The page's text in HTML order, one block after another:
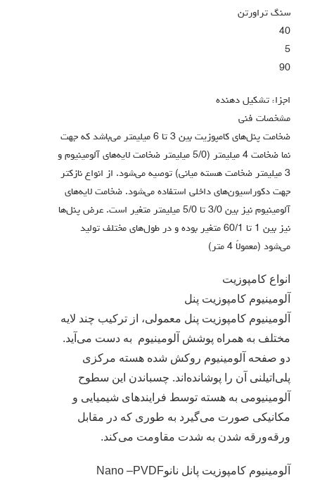
سنگ تراورتن
40
5
90
اجزاء تشکیل دهنده
مشخصات فنی
ضخامت پنل‌های کامپوزیت بین 3 تا 6 میلیمتر می‌باشد که جهت
نما ضخامت 4 میلیمتر (5/0 میلیمتر ضخامت لایه‌های آلومینیوم و
3 میلیمتر ضخامت هسته میانی) توصیه می‌شود. از انواع نازکتر
جهت دکوراسیون‌های داخلی استفاده می‌شود. ضخامت لایه‌های
آلومینیوم نیز بین 3/0 تا 5/0 میلیمتر متغیر است. عرض پنل‌ها
نیز بین 1 تا 60/1 متغیر بوده و در طول‌های مختلف تولید
می‌شود (معمولاً 4 متر)
انواع کامپوزیت
آلومینیوم کامپوزیت پنل
آلومینیوم کامپوزیت پنل معمولی، از ترکیب چند لایه
مختلف به همراه پوشش آلومینیوم به دست می‌آید.
دو صفحه آلومینیوم روکش شده هسته مرکزی
پلی‌اتیلنی آن را پوشانده‌اند. چسباندن این سطوح
آلومینیومی به هسته توسط فرایندهای شیمیایی و
مکانیکی صورت می‌گیرد به طوری که در مقابل
ورقه‌ورقه شدن به شدت مقاومت می‌کند.
آلومینیوم کامپوزیت پانل نانوNano –PVDF